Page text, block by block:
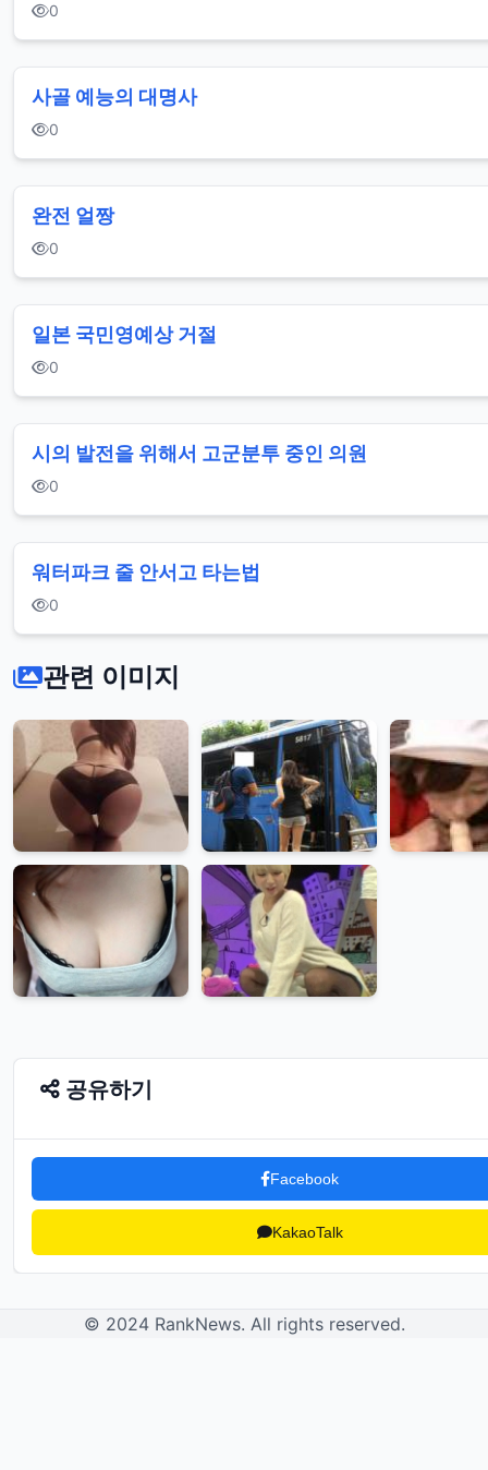
0
사골 예능의 대명사
0
완전 얼짱
0
일본 국민영예상 거절
0
시의 발전을 위해서 고군분투 중인 의원
0
워터파크 줄 안서고 타는법
0
관련 이미지
공유하기
Facebook
KakaoTalk
© 2024 RankNews. All rights reserved.